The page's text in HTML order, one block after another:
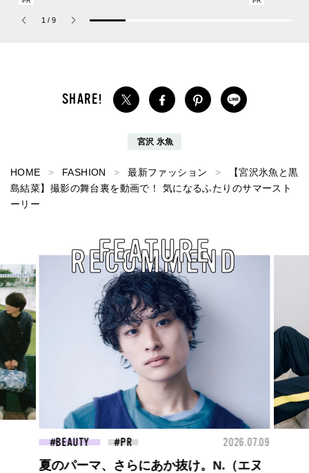
パルファム」
1 / 9
宮沢 氷魚
HOME FASHION 最新ファッション
【宮沢氷魚と黒
島結菜】撮影の舞台裏を動画で！ 気になるふたりのサマースト
ーリー
RECOMMEND
FEATURE
FASHION 2026.07.09
ロエベの新しい世界へようこそ。大胆な